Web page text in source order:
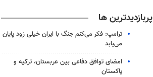
پربازدیدترین ها
ترامپ: فکر می‌کنم جنگ با ایران خیلی زود پایان
می‌یابد
امضای توافق دفاعی بین عربستان، ترکیه و
پاکستان